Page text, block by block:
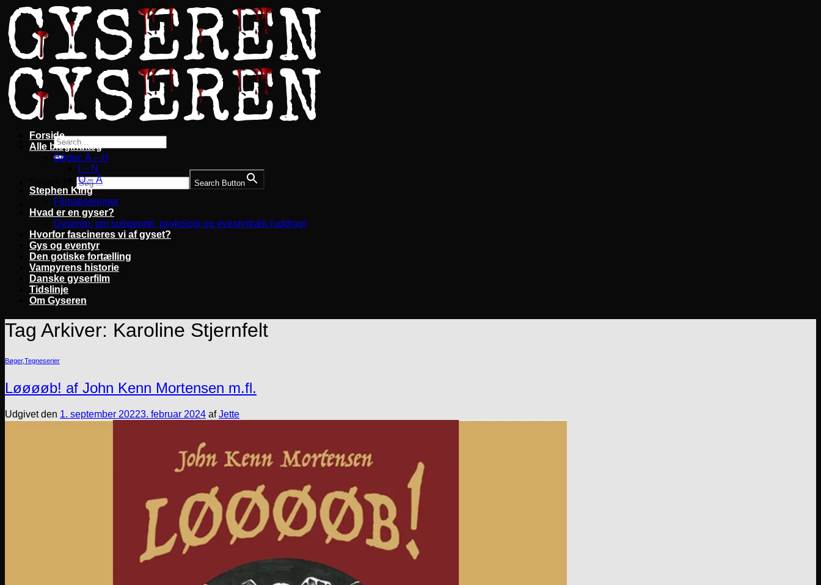
Fortsæt
til
indhold
Search Button
Forside
Alle blogindlæg
Bøger: A – H
I – N
O – Å
Stephen King
Filmatiseringer
Hvad er en gyser?
Gyseren: om subgenrer, psykologi og eventyrtræk (uddrag)
Hvorfor fascineres vi af gyset?
Gys og eventyr
Den gotiske fortælling
Vampyrens historie
Danske gyserfilm
Tidslinje
Om Gyseren
Tag Arkiver: Karoline Stjernfelt
Bøger,Tegneserier
Løøøøb! af John Kenn Mortensen m.fl.
Udgivet den 1. september 20223. februar 2024 afJette